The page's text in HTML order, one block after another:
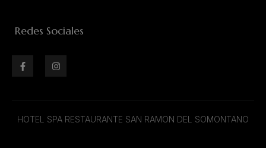
Redes Sociales
HOTEL SPA RESTAURANTE SAN RAMON DEL SOMONTANO